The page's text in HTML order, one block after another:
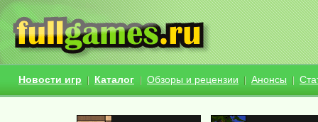
Новости игр Каталог Обзоры и рецензии Анонсы